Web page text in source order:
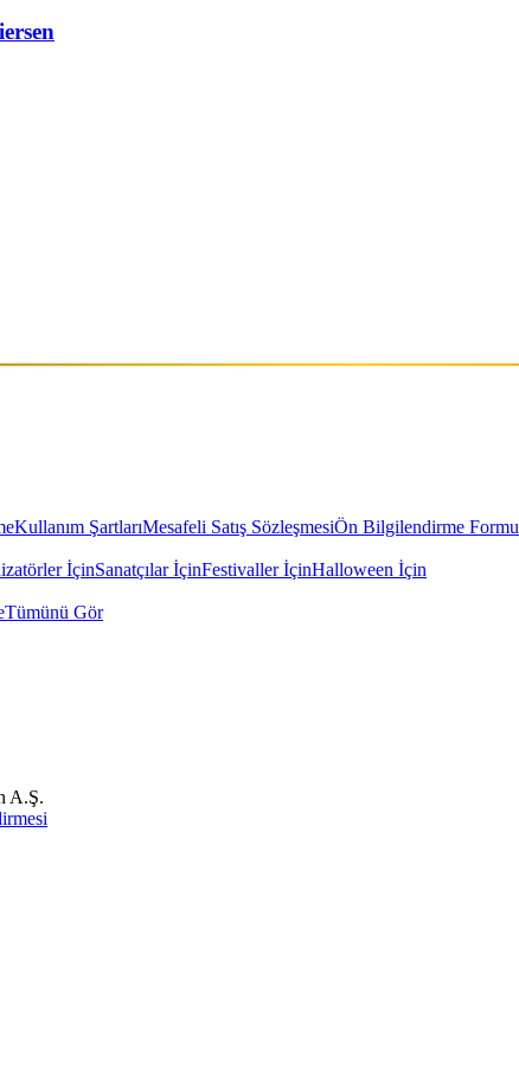
Kullanım ŞartlarıMesafeli Satış SözleşmesiÖn Bilgilendirme Formu
İçinSanatçılar İçinFestivaller İçinHalloween İçin
Tümünü Gör
A.Ş.